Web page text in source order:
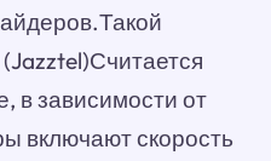
в зависимости от
включают скорость